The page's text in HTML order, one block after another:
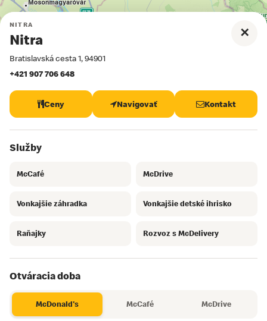
NITRA
Nitra
Bratislavská cesta 1, 94901
+421 907 706 648
✕
Ceny Navigovať Kontakt
Služby
McCafé McDrive
Vonkajšie záhradka Vonkajšie detské ihrisko
Raňajky Rozvoz s McDelivery
Otváracia doba
McDonald's McCafé McDrive